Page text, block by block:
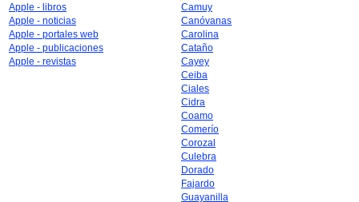
Apple - libros
Apple - noticias
Apple - portales web
Apple - publicaciones
Apple - revistas
Camuy
Canóvanas
Carolina
Cataño
Cayey
Ceiba
Ciales
Cidra
Coamo
Comerío
Corozal
Culebra
Dorado
Fajardo
Guayanilla